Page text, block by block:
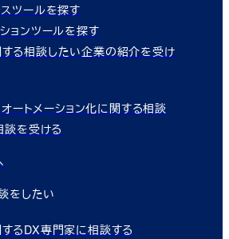
ツールを探す
ョンツールを探す
る相談したい企業の紹介を受け
オートメーション化に関する相談
談を受ける
をしたい
るDX専門家に相談する